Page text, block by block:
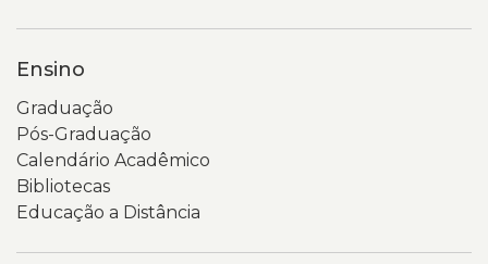
em
tons
verde
e
elementos
gráficos
circulares.
Estadual
do
Grande
do
Sul
(Uergs).
No
Ensino
Graduação
Pós-Graduação
Calendário Acadêmico
Bibliotecas
Educação a Distância